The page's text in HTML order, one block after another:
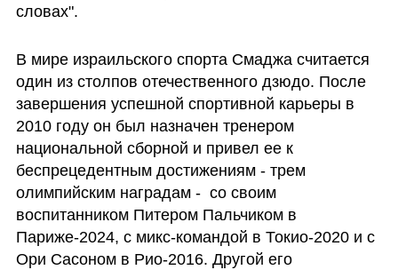
словах".
В мире израильского спорта Смаджа считается
один из столпов отечественного дзюдо. После
завершения успешной спортивной карьеры в
2010 году он был назначен тренером
национальной сборной и привел ее к
беспрецедентным достижениям - трем
олимпийским наградам -  со своим
воспитанником Питером Пальчиком в
Париже-2024, с микс-командой в Токио-2020 и с
Ори Сасоном в Рио-2016. Другой его